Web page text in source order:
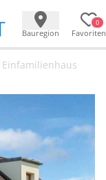
Bauregion
0
Favoriten